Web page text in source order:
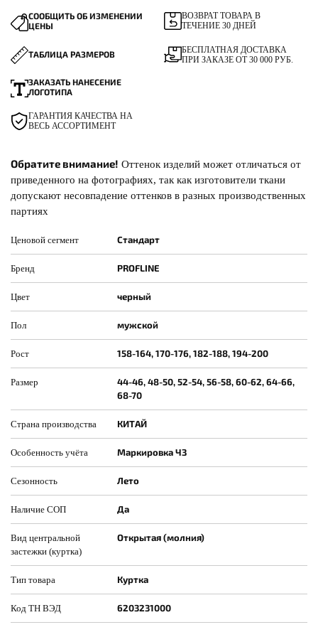
СООБЩИТЬ ОБ ИЗМЕНЕНИИ
ЦЕНЫ
ВОЗВРАТ ТОВАРА В
ТЕЧЕНИЕ 30 ДНЕЙ
ТАБЛИЦА РАЗМЕРОВ
ЗАКАЗАТЬ НАНЕСЕНИЕ
ЛОГОТИПА
ГАРАНТИЯ КАЧЕСТВА НА
ВЕСЬ АССОРТИМЕНТ
БЕСПЛАТНАЯ ДОСТАВКА
ПРИ ЗАКАЗЕ ОТ 30 000 РУБ.
Обратите внимание! Оттенок изделий может отличаться от
приведенного на фотографиях, так как изготовители ткани
допускают несовпадение оттенков в разных производственных
партиях
Ценовой сегмент Стандарт
Бренд PROFLINE
Цвет черный
Пол мужской
Рост 158-164, 170-176, 182-188, 194-200
Размер
44-46, 48-50, 52-54, 56-58, 60-62, 64-66,
68-70
Страна производства КИТАЙ
Особенность учёта Маркировка ЧЗ
Сезонность Лето
Наличие СОП Да
Вид центральной
застежки (куртка)
Открытая (молния)
Тип товара Куртка
Код ТН ВЭД 6203231000